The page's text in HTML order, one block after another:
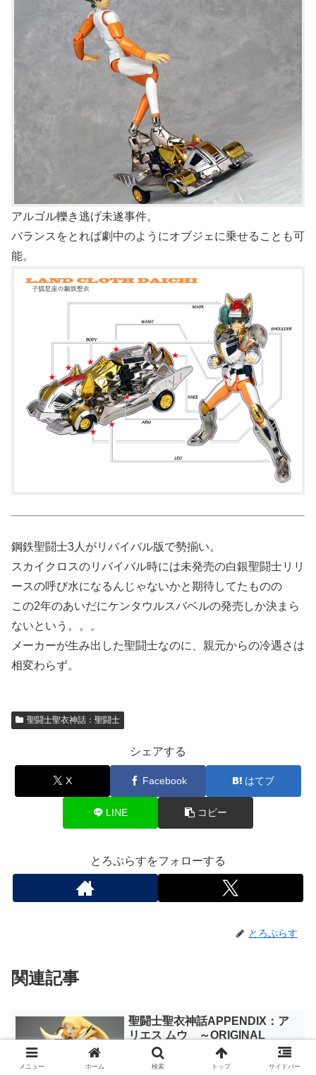
アルゴル轢き逃げ未遂事件。
バランスをとれば劇中のようにオブジェに乗せることも可
能。
鋼鉄聖闘士3人がリバイバル版で勢揃い。
スカイクロスのリバイバル時には未発売の白銀聖闘士リリ
ースの呼び水になるんじゃないかと期待してたものの
この2年のあいだにケンタウルスバベルの発売しか決まら
ないという。。。
メーカーが生み出した聖闘士なのに、親元からの冷遇さは
相変わらず。
聖闘士聖衣神話：聖闘士
シェアする
X Facebook はてブ
LINE コピー
とろぷらすをフォローする
とろぷらす
関連記事
聖闘士聖衣神話APPENDIX：ア
リエス ムウ ～ORIGINAL
COLOR EDITION～ [レビュー]
《TAMASHII NATION 2010》で購入した
メニュー ホーム 検索 トップ サイドバー